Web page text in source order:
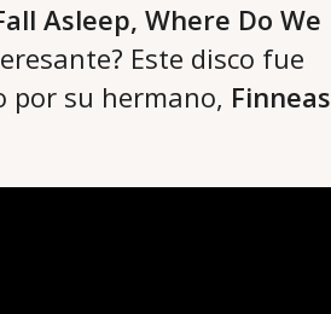
Asleep, Where Do We
Este disco fue
por su hermano, Finneas